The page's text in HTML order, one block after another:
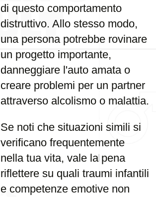
di questo comportamento
distruttivo. Allo stesso modo,
una persona potrebbe rovinare
un progetto importante,
danneggiare l'auto amata o
creare problemi per un partner
attraverso alcolismo o malattia.
Se noti che situazioni simili si
verificano frequentemente
nella tua vita, vale la pena
riflettere su quali traumi infantili
e competenze emotive non